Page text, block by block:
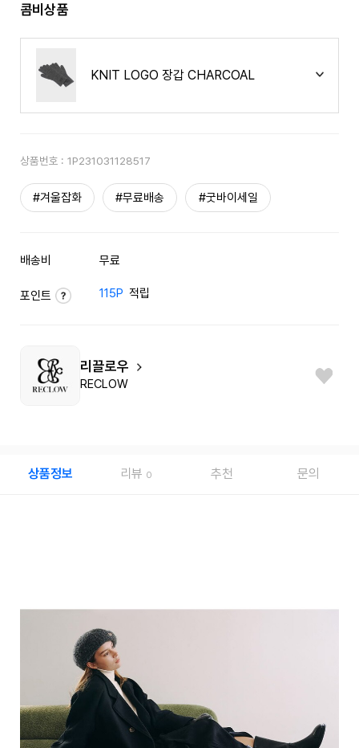
콤비상품
KNIT LOGO 장갑 CHARCOAL
상품번호 : 1P231031128517
#겨울잡화 #무료배송 #굿바이세일
배송비 무료
포인트 115P 적립
리끌로우
RECLOW
상품정보 리뷰 0 추천 문의